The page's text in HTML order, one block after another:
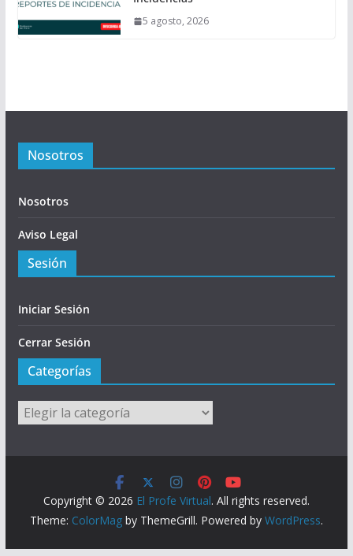
5 agosto, 2026
Nosotros
Nosotros
Aviso Legal
Sesión
Iniciar Sesión
Cerrar Sesión
Categorías
Categorías
Copyright © 2026 El Profe Virtual. All rights reserved.
Theme: ColorMagby ThemeGrill. Powered by WordPress.